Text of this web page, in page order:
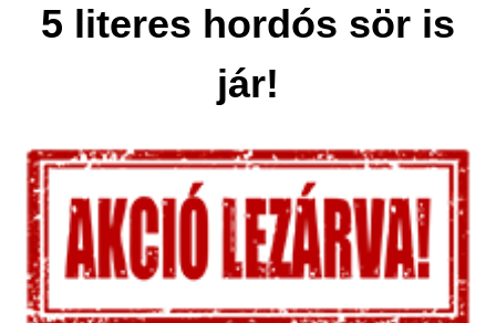
5 literes hordós sör is
jár!